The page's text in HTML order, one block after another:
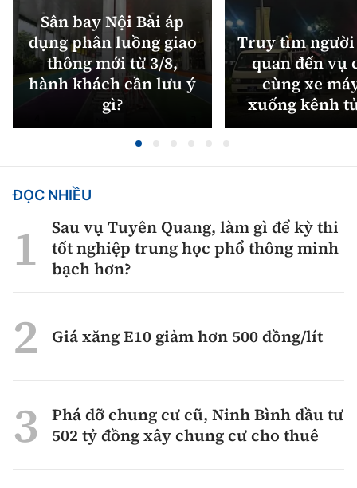
Sân bay Nội Bài áp
dụng phân luồng giao
thông mới từ 3/8,
hành khách cần lưu ý
gì?
Truy tìm
quan đến vụ
cùng xe
xuống kênh
ĐỌC NHIỀU
Sau vụ Tuyên Quang, làm gì để kỳ thi
tốt nghiệp trung học phổ thông minh
bạch hơn?
Giá xăng E10 giảm hơn 500 đồng/lít
Phá dỡ chung cư cũ, Ninh Bình đầu tư
502 tỷ đồng xây chung cư cho thuê